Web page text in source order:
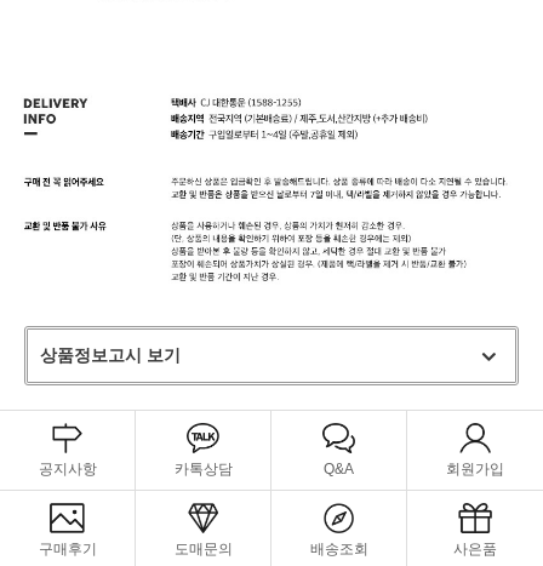
상품정보고시 보기
공지사항 카톡상담 Q&A 회원가입
구매후기 도매문의 배송조회 사은품